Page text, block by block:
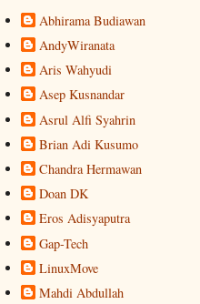
Abhirama Budiawan
AndyWiranata
Aris Wahyudi
Asep Kusnandar
Asrul Alfi Syahrin
Brian Adi Kusumo
Chandra Hermawan
Doan DK
Eros Adisyaputra
Gap-Tech
LinuxMove
Mahdi Abdullah